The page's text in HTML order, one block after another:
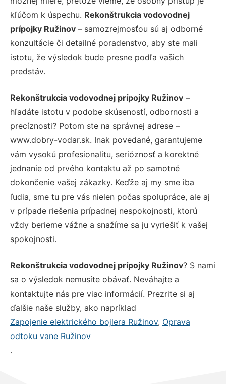
kľúčom k úspechu. Rekonštrukcia vodovodnej
prípojky Ružinov – samozrejmosťou sú aj odborné
konzultácie či detailné poradenstvo, aby ste mali
istotu, že výsledok bude presne podľa vašich
predstáv.
Rekonštrukcia vodovodnej prípojky Ružinov –
hľadáte istotu v podobe skúseností, odbornosti a
precíznosti? Potom ste na správnej adrese –
www.dobry-vodar.sk. Inak povedané, garantujeme
vám vysokú profesionalitu, serióznosť a korektné
jednanie od prvého kontaktu až po samotné
dokončenie vašej zákazky. Keďže aj my sme iba
ľudia, sme tu pre vás nielen počas spolupráce, ale aj
v prípade riešenia prípadnej nespokojnosti, ktorú
vždy berieme vážne a snažíme sa ju vyriešiť k vašej
spokojnosti.
Rekonštrukcia vodovodnej prípojky Ružinov? S nami
sa o výsledok nemusíte obávať. Neváhajte a
kontaktujte nás pre viac informácií. Prezrite si aj
ďalšie naše služby, ako napríklad
Zapojenie elektrického bojlera Ružinov, Oprava
odtoku vane Ružinov
.